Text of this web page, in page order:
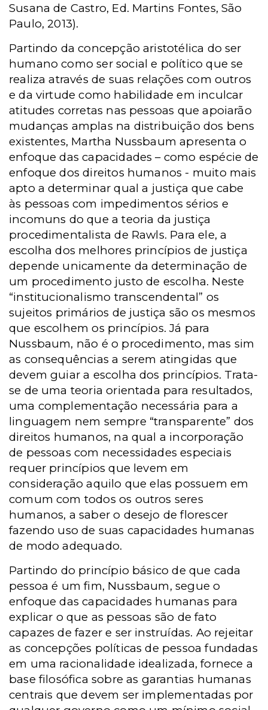
Susana de Castro, Ed. Martins Fontes, São
Paulo, 2013).
Partindo da concepção aristotélica do ser
humano como ser social e político que se
realiza através de suas relações com outros
e da virtude como habilidade em inculcar
atitudes corretas nas pessoas que apoiarão
mudanças amplas na distribuição dos bens
existentes, Martha Nussbaum apresenta o
enfoque das capacidades – como espécie de
enfoque dos direitos humanos - muito mais
apto a determinar qual a justiça que cabe
às pessoas com impedimentos sérios e
incomuns do que a teoria da justiça
procedimentalista de Rawls. Para ele, a
escolha dos melhores princípios de justiça
depende unicamente da determinação de
um procedimento justo de escolha. Neste
“institucionalismo transcendental” os
sujeitos primários de justiça são os mesmos
que escolhem os princípios. Já para
Nussbaum, não é o procedimento, mas sim
as consequências a serem atingidas que
devem guiar a escolha dos princípios. Trata-
se de uma teoria orientada para resultados,
uma complementação necessária para a
linguagem nem sempre “transparente” dos
direitos humanos, na qual a incorporação
de pessoas com necessidades especiais
requer princípios que levem em
consideração aquilo que elas possuem em
comum com todos os outros seres
humanos, a saber o desejo de florescer
fazendo uso de suas capacidades humanas
de modo adequado.
Partindo do princípio básico de que cada
pessoa é um fim, Nussbaum, segue o
enfoque das capacidades humanas para
explicar o que as pessoas são de fato
capazes de fazer e ser instruídas. Ao rejeitar
as concepções políticas de pessoa fundadas
em uma racionalidade idealizada, fornece a
base filosófica sobre as garantias humanas
centrais que devem ser implementadas por